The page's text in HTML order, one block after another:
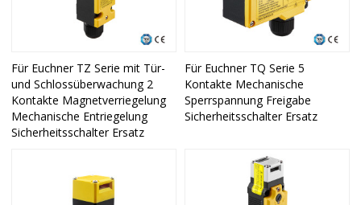
Für Euchner TZ Serie mit Tür-
und Schlossüberwachung 2
Kontakte Magnetverriegelung
Mechanische Entriegelung
Sicherheitsschalter Ersatz
Für Euchner TQ Serie 5
Kontakte Mechanische
Sperrspannung Freigabe
Sicherheitsschalter Ersatz